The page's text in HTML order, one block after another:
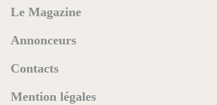
Le Magazine
Annonceurs
Contacts
Mention légales